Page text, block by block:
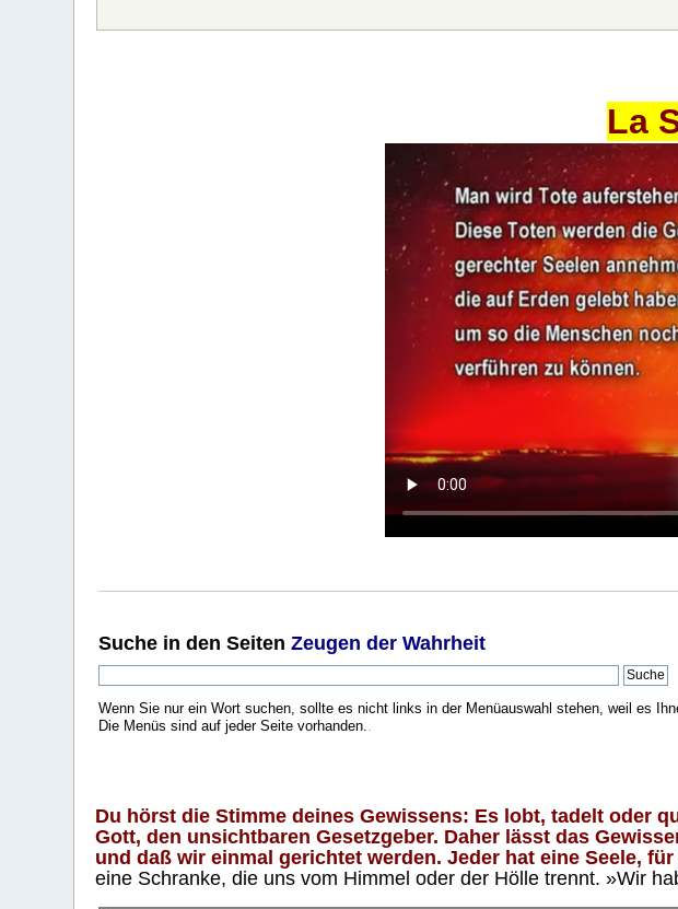
La
Suche in den SeitenZeugen der Wahrheit
Wenn Sie nur ein Wort suchen, sollte es nicht links in der Menüauswahl stehen, weil es
Die Menüs sind auf jeder Seite vorhanden..
Du hörst die Stimme deines Gewissens: Es lobt, tadelt oder
Gott, den unsichtbaren Gesetzgeber. Daher lässt das
und daß wir einmal gerichtet werden. Jeder hat eine Seele,
eine Schranke, die uns vom Himmel oder der Hölle trennt. »Wir